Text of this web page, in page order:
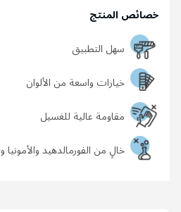
خصائص المنتج
سهل التطبيق
خيارات واسعة من الألوان
مقاومة عالية للغسيل
خالٍ من الفورمالدهيد والأمونيا وAPEO